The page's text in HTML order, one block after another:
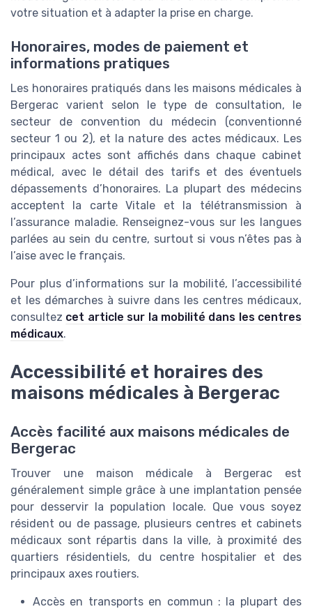
votre situation et à adapter la prise en charge.
Honoraires, modes de paiement et
informations pratiques
Les honoraires pratiqués dans les maisons médicales à
Bergerac varient selon le type de consultation, le
secteur de convention du médecin (conventionné
secteur 1 ou 2), et la nature des actes médicaux. Les
principaux actes sont affichés dans chaque cabinet
médical, avec le détail des tarifs et des éventuels
dépassements d’honoraires. La plupart des médecins
acceptent la carte Vitale et la télétransmission à
l’assurance maladie. Renseignez-vous sur les langues
parlées au sein du centre, surtout si vous n’êtes pas à
l’aise avec le français.
Pour plus d’informations sur la mobilité, l’accessibilité
et les démarches à suivre dans les centres médicaux,
consultez cet article sur la mobilité dans les centres
médicaux.
Accessibilité et horaires des
maisons médicales à Bergerac
Accès facilité aux maisons médicales de
Bergerac
Trouver une maison médicale à Bergerac est
généralement simple grâce à une implantation pensée
pour desservir la population locale. Que vous soyez
résident ou de passage, plusieurs centres et cabinets
médicaux sont répartis dans la ville, à proximité des
quartiers résidentiels, du centre hospitalier et des
principaux axes routiers.
Accès en transports en commun : la plupart des